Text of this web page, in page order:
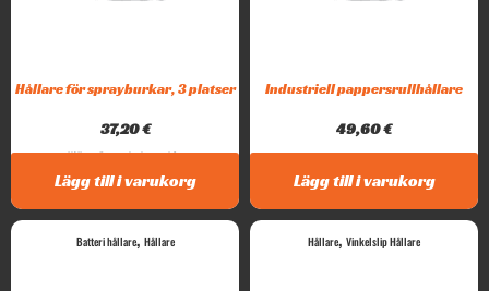
Hållare för sprayburkar, 3 platser
37,20€
Hållare för sprayburkar med 3...
Lägg till i varukorg
Industriell pappersrullhållare
49,60€
Lägg till i varukorg
Batteri hållare, Hållare Hållare, Vinkelslip Hållare